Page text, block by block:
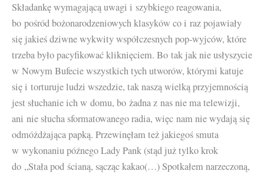
Składankę wymagającą uwagi i szybkiego reagowania,
bo pośród bożonarodzeniowych klasyków co i raz pojawiały
się jakieś dziwne wykwity współczesnych pop-wyjców, które
trzeba było pacyfikować kliknięciem. Bo tak jak nie usłyszycie
w Nowym Bufecie wszystkich tych utworów, którymi katuje
się i torturuje ludzi wszedzie, tak naszą wielką przyjemnością
jest słuchanie ich w domu, bo żadna z nas nie ma telewizji,
ani nie słucha sformatowanego radia, więc nam nie wydają się
odmóżdżająca papką. Przewinęłam też jakiegoś smuta
w wykonaniu późnego Lady Pank (stąd już tylko krok
do „Stała pod ścianą, sącząc kakao(…) Spotkałem narzeczoną,